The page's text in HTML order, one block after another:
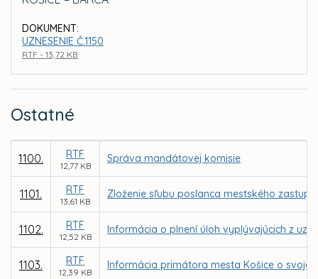
DOKUMENT:
UZNESENIE Č.1150
RTF - 13,72 KB
Ostatné
1100. RTF
12,77 KB
Správa mandátovej komisie
1101. RTF
13,61 KB
Zloženie sľubu poslanca mestského
1102. RTF
12,52 KB
Informácia o plnení úloh vyplývajúcich z
1103. RTF
12,39 KB
Informácia primátora mesta Košice o svojej